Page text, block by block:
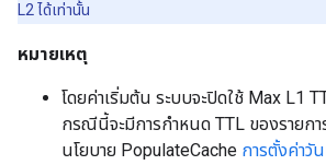
L2 ได้เท่านั้น
หมายเหตุ
โดยค่าเริ่มต้น ระบบจะปิดใช้ Max L1
กรณีนี้จะมีการกำหนด TTL ของรายก
นโยบาย PopulateCache การตั้งค่าวั